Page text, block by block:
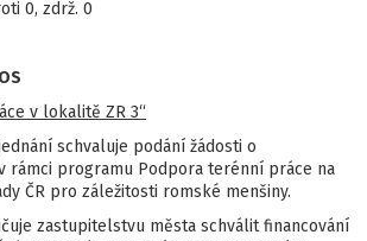
0, zdrž. 0
v lokalitě ZR 3“
schvaluje podání žádosti o
rámci programu Podpora terénní práce na
ČR pro záležitosti romské menšiny.
zastupitelstvu města schválit financování